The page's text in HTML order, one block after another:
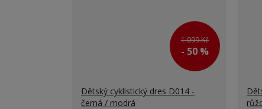
1 099 Kč
- 50 %
Dětský cyklistický dres D014 -
černá / modrá